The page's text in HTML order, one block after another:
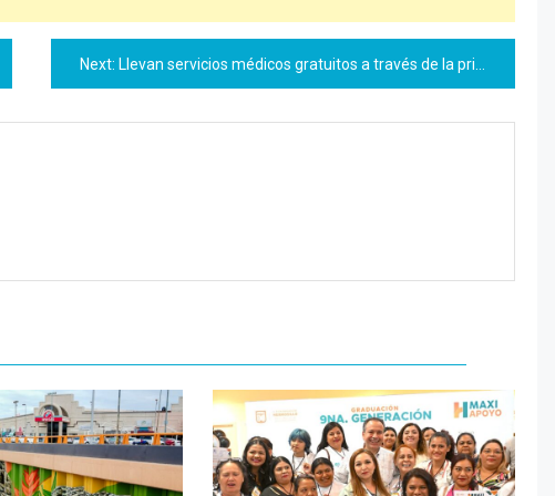
Next: Llevan servicios médicos gratuitos a través de la primera Feria de la salud